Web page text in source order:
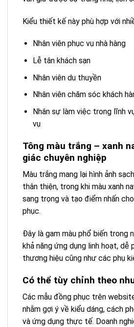
Kiểu thiết kế này phù hợp với
Nhân viên phục vụ nhà hàng
Lễ tân khách sạn
Nhân viên du thuyền
Nhân viên chăm sóc khách
Nhân sự làm việc trong lĩnh
vụ
Tông màu trắng – xanh
giác chuyên nghiệp
Màu trắng mang lại hình ảnh
thân thiện, trong khi màu xanh
sang trọng và tạo điểm nhấn
phục.
Đây là gam màu phổ biến trong
khả năng ứng dụng linh hoạt, dễ
thương hiệu cũng như các phụ
Có thể tùy chỉnh theo
Các mẫu đồng phục trên
nhằm gợi ý về kiểu dáng, cách
và ứng dụng thực tế. Doanh